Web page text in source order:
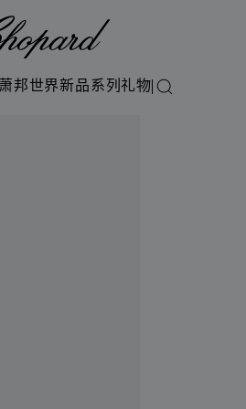
萧邦世界新品系列礼物搜索